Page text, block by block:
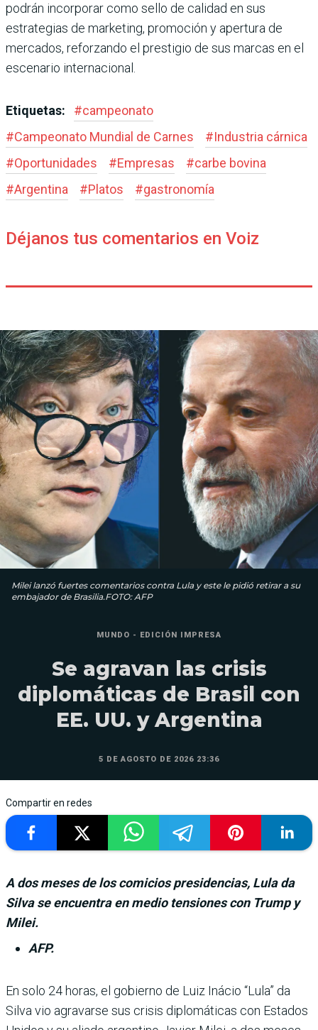
podrán incorporar como sello de calidad en sus
estrategias de marketing, promoción y apertura de
mercados, reforzando el prestigio de sus marcas en el
escenario internacional.
Etiquetas: #campeonato
#Campeonato Mundial de Carnes #Industria cárnica
#Oportunidades #Empresas #carbe bovina
#Argentina #Platos #gastronomía
Déjanos tus comentarios en Voiz
Milei lanzó fuertes comentarios contra Lula y este le pidió retirar a su
embajador de Brasilia.FOTO: AFP
MUNDO - EDICIÓN IMPRESA
Se agravan las crisis
diplomáticas de Brasil con
EE. UU. y Argentina
5 DE AGOSTO DE 2026 23:36
Compartir en redes
A dos meses de los comicios presidencias, Lula da
Silva se encuentra en medio tensiones con Trump y
Milei.
AFP.
En solo 24 horas, el gobierno de Luiz Iná­cio “Lula” da
Silva vio agravarse sus crisis diplomá­ticas con Estados